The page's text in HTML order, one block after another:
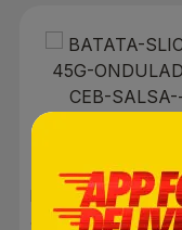
Batata Frita Slice
e Salsa 45g